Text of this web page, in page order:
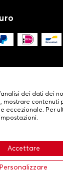
•
cookie•
dei dati dei
mostrare contenuti
eccezionale. Per
Accettare
Personalizzare